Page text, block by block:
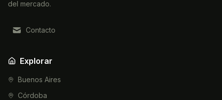
del mercado.
Contacto
Explorar
Buenos Aires
Córdoba